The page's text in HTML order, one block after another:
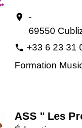
location_on
-
69550
phone +33 6 23 31
Formation
ASS " Les